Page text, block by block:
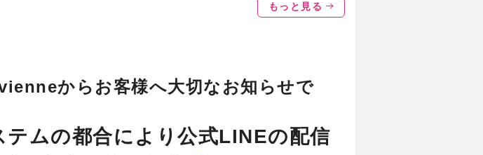
もっと見る
からお客様へ大切なお知らせで
テムの都合により公式LINEの配信